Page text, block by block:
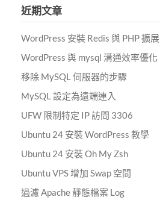
字:
近期文章
WordPress 安裝 Redis 與 PHP 擴展
WordPress 與 mysql 溝通效率優化
移除 MySQL 伺服器的步驟
MySQL 設定為遠端連入
UFW 限制特定 IP 訪問 3306
Ubuntu 24 安裝 WordPress 教學
Ubuntu 24 安裝 Oh My Zsh
Ubuntu VPS 增加 Swap 空間
過濾 Apache 靜態檔案 Log